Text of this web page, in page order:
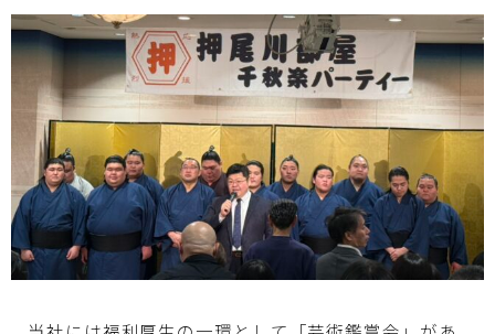
インタビュー
採用情報
掲載情報
0120-430-565